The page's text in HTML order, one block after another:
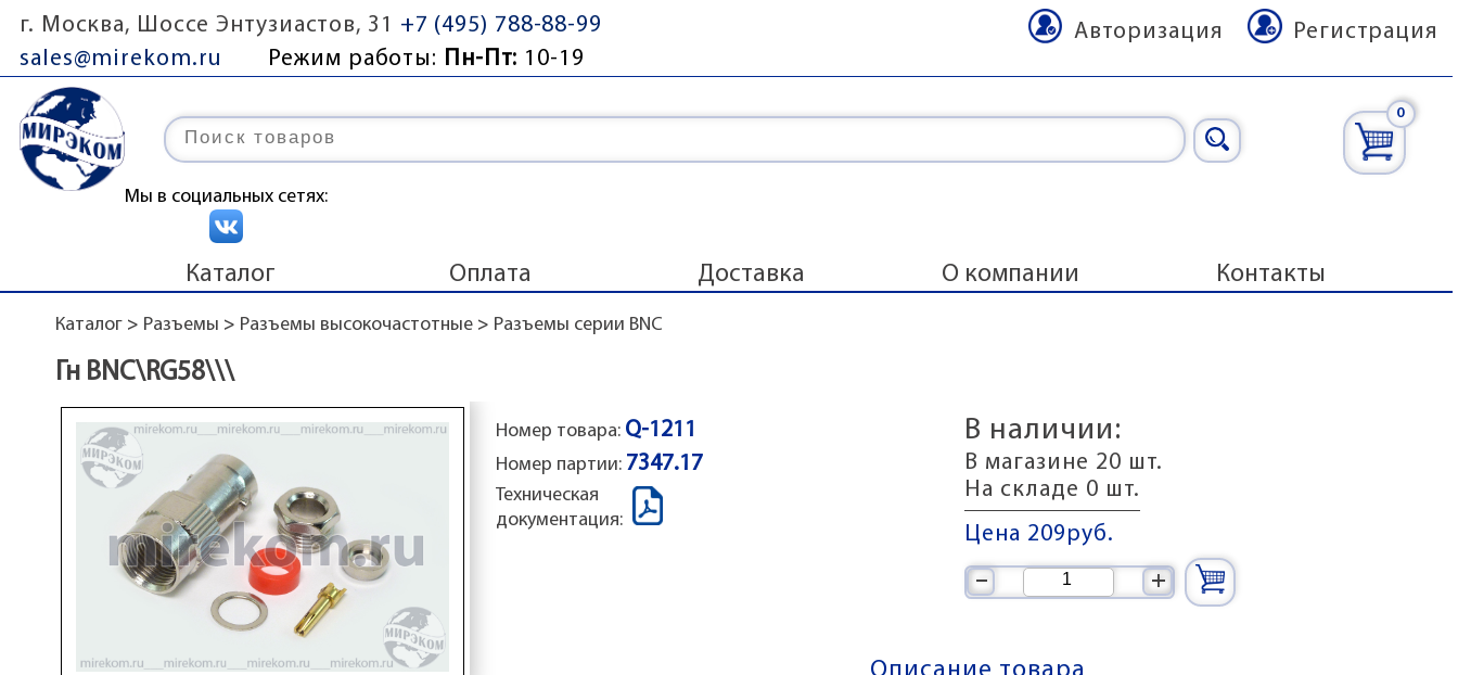
г. Москва, Шоссе Энтузиастов, 31
+7 (495) 788-88-99
sales@mirekom.ru
Режим работы: Пн-Пт: 10-19
Регистрация
Авторизация
Мы в социальных сетях:
0
Каталог Оплата Доставка О компании Контакты
Каталог> Разъемы > Разъемы высокочастотные> Разъемы серии BNC
Гн BNC\RG58\\\
Номер товара: Q-1211
Номер партии: 7347.17
Техническая
документация:
В наличии:
В магазине 20 шт.
На складе 0 шт.
Цена 209руб.
+
–